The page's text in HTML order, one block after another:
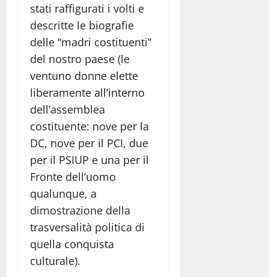
stati raffigurati i volti e
descritte le biografie
delle “madri costituenti”
del nostro paese (le
ventuno donne elette
liberamente all’interno
dell’assemblea
costituente: nove per la
DC, nove per il PCI, due
per il PSIUP e una per il
Fronte dell’uomo
qualunque, a
dimostrazione della
trasversalità politica di
quella conquista
culturale).